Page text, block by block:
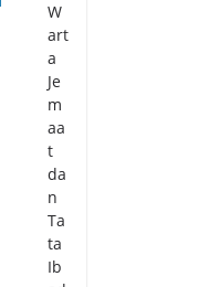
W
art
a
Je
m
aa
t
da
n
Ta
ta
Ib